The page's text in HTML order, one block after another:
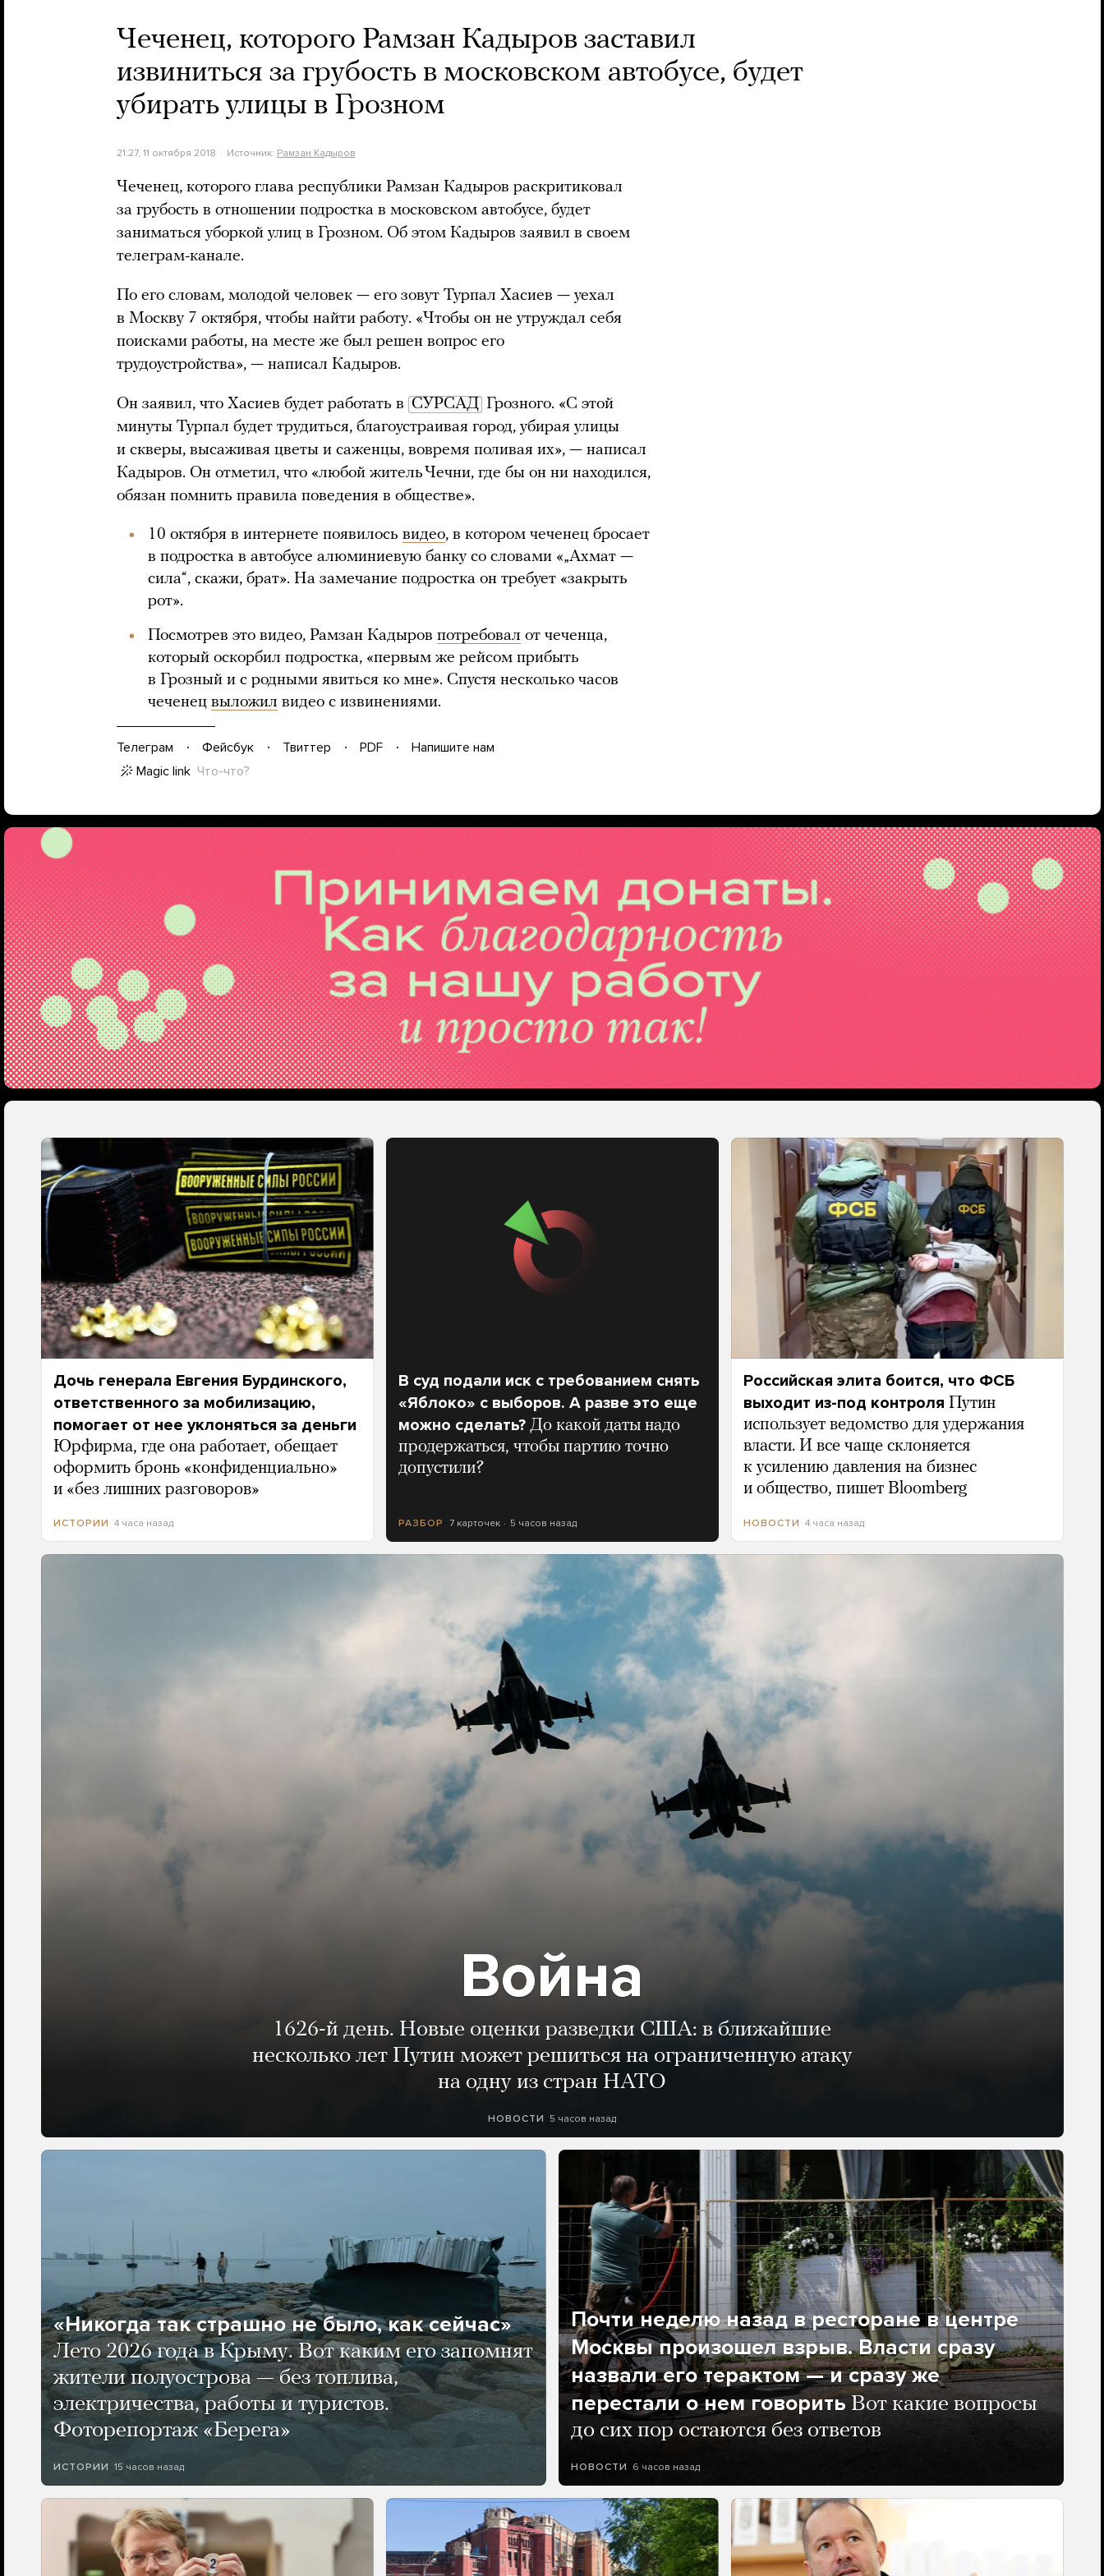
Чеченец, которого Рамзан Кадыров заставил
извиниться за грубость в московском автобусе, будет
убирать улицы в Грозном
21:27, 11 октября 2018 Источник: Рамзан Кадыров
Чеченец, которого глава республики Рамзан Кадыров раскритиковал
за грубость в отношении подростка в московском автобусе, будет
заниматься уборкой улиц в Грозном. Об этом Кадыров заявил в своем
телеграм-канале.
По его словам, молодой человек — его зовут Турпал Хасиев — уехал
в Москву 7 октября, чтобы найти работу. «Чтобы он не утруждал себя
поисками работы, на месте же был решен вопрос его
трудоустройства», — написал Кадыров.
Он заявил, что Хасиев будет работать в СУРСАД Грозного. «С этой
минуты Турпал будет трудиться, благоустраивая город, убирая улицы
и скверы, высаживая цветы и саженцы, вовремя поливая их», — написал
Кадыров. Он отметил, что «любой житель Чечни, где бы он ни находился,
обязан помнить правила поведения в обществе».
10 октября в интернете появилось видео, в котором чеченец бросает
в подростка в автобусе алюминиевую банку со словами «„Ахмат —
сила“, скажи, брат». На замечание подростка он требует «закрыть
рот».
Посмотрев это видео, Рамзан Кадыров потребовал от чеченца,
который оскорбил подростка, «первым же рейсом прибыть
в Грозный и с родными явиться ко мне». Спустя несколько часов
чеченец выложил видео с извинениями.
Телеграм Фейсбук Твиттер PDF
Напишите нам
Magic link Что-что?
Дочь генерала Евгения Бурдинского,
ответственного за мобилизацию,
помогает от нее уклоняться за деньги
Юрфирма, где она работает, обещает
оформить бронь «конфиденциально»
и «без лишних разговоров»
ИСТОРИИ 4 часа назад
В суд подали иск с требованием снять
«Яблоко» с выборов. А разве это еще
можно сделать? До какой даты надо
продержаться, чтобы партию точно
допустили?
РАЗБОР 7 карточек 5 часов назад
Российская элита боится, что ФСБ
выходит из-под контроля Путин
использует ведомство для удержания
власти. И все чаще склоняется
к усилению давления на бизнес
и общество, пишет Bloomberg
НОВОСТИ 4 часа назад
Война
1626-й день. Новые оценки разведки США: в ближайшие
несколько лет Путин может решиться на ограниченную атаку
на одну из стран НАТО
НОВОСТИ 5 часов назад
«Никогда так страшно не было, как сейчас»
Лето 2026 года в Крыму. Вот каким его запомнят
жители полуострова — без топлива,
электричества, работы и туристов.
Фоторепортаж «Берега»
ИСТОРИИ 15 часов назад
Почти неделю назад в ресторане в центре
Москвы произошел взрыв. Власти сразу
назвали его терактом — и сразу же
перестали о нем говорить Вот какие вопросы
до сих пор остаются без ответов
НОВОСТИ 6 часов назад